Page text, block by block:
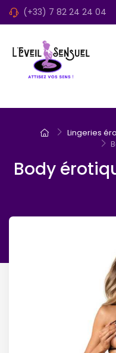
(+33) 7 82 24 24 04
Lingeries
Body